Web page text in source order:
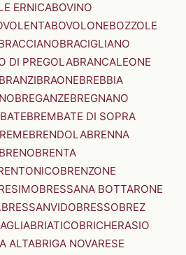
ERNICABOVINO
BOVOLONEBOZZOLE
BRACIGLIANO
DI PREGOLABRANCALEONE
BRANZIBRAONEBREBBIA
BREGANZEBREGNANO
BREMBATE DI SOPRA
BRENDOLABRENNA
BRENOBRENTA
BRENZONE
BRESSANA BOTTARONE
BRESSANVIDOBRESSOBREZ
BRIATICOBRICHERASIO
ALTABRIGA NOVARESE